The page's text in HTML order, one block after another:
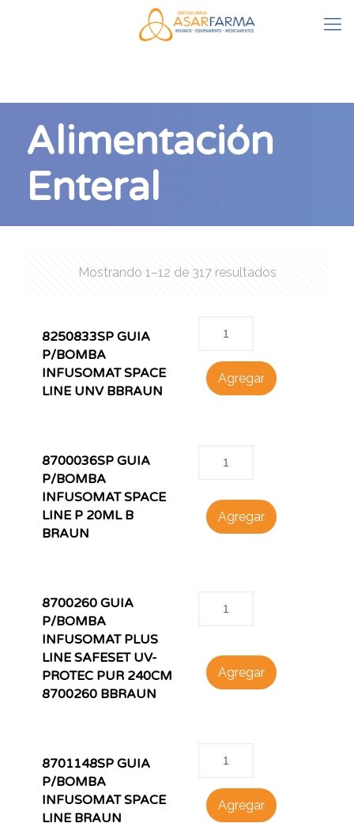
Alimentación
Enteral
Mostrando 1–12 de 317 resultados
8250833SP GUIA
P/BOMBA
INFUSOMAT SPACE
LINE UNV BBRAUN
Agregar
8700036SP GUIA
P/BOMBA
INFUSOMAT SPACE
LINE P 20ML B
BRAUN
Agregar
8700260 GUIA
P/BOMBA
INFUSOMAT PLUS
LINE SAFESET UV-
PROTEC PUR 240CM
8700260 BBRAUN
Agregar
8701148SP GUIA
P/BOMBA
INFUSOMAT SPACE
LINE BRAUN
Agregar